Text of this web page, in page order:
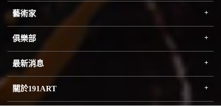
藝術家
俱樂部
最新消息
關於191ART